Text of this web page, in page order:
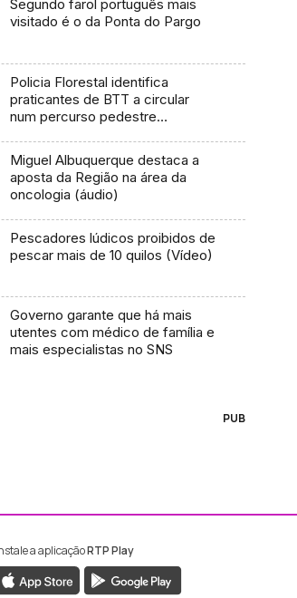
Segundo farol português mais
visitado é o da Ponta do Pargo
Policia Florestal identifica
praticantes de BTT a circular
num percurso pedestre
Miguel Albuquerque destaca a
aposta da Região na área da
oncologia (áudio)
Pescadores lúdicos proibidos de
pescar mais de 10 quilos (Vídeo)
Governo garante que há mais
utentes com médico de família e
mais especialistas no SNS
PUB
Madeira
RTP Madeira
a aplicaçãoRTP Play